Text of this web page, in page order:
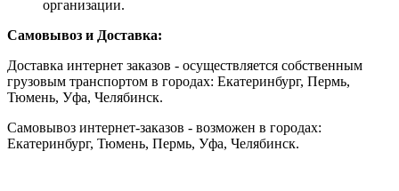
организации.
Самовывоз и Доставка:
Доставка интернет заказов - осуществляется собственным
грузовым транспортом в городах: Екатеринбург, Пермь,
Тюмень, Уфа, Челябинск.
Самовывоз интернет-заказов - возможен в городах:
Екатеринбург, Тюмень, Пермь, Уфа, Челябинск.